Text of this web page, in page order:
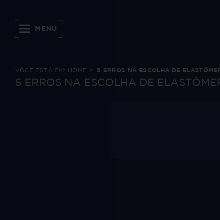
MENU
VOCÊ ESTÁ EM: HOME 5 ERROS NA ESCOLHA DE
5 ERROS NA ESCOLHA DE